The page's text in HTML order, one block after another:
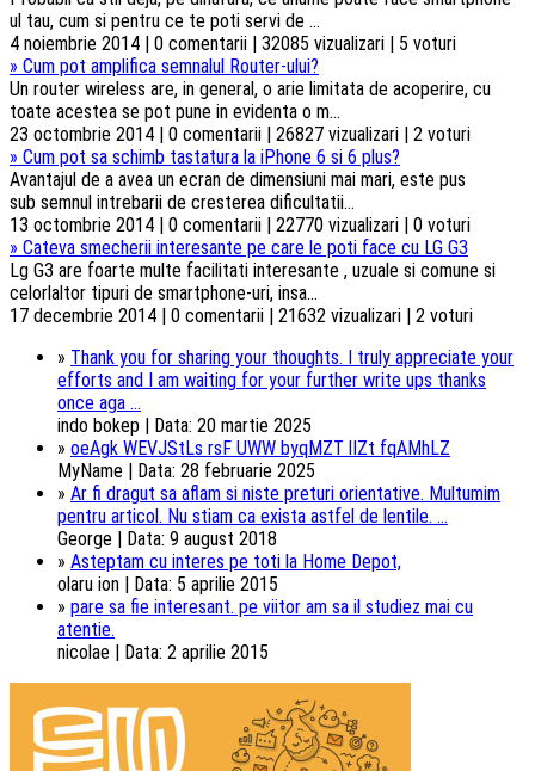
ul tau, cum si pentru ce te poti servi de ...
4 noiembrie 2014 | 0 comentarii | 32085 vizualizari | 5 voturi
» Cum pot amplifica semnalul Router-ului?
Un router wireless are, in general, o arie limitata de acoperire, cu
toate acestea se pot pune in evidenta o m...
23 octombrie 2014 | 0 comentarii | 26827 vizualizari | 2 voturi
» Cum pot sa schimb tastatura la iPhone 6 si 6 plus?
Avantajul de a avea un ecran de dimensiuni mai mari, este pus
sub semnul intrebarii de cresterea dificultatii...
13 octombrie 2014 | 0 comentarii | 22770 vizualizari | 0 voturi
» Cateva smecherii interesante pe care le poti face cu LG G3
Lg G3 are foarte multe facilitati interesante , uzuale si comune si
celorlaltor tipuri de smartphone-uri, insa...
17 decembrie 2014 | 0 comentarii | 21632 vizualizari | 2 voturi
» Thank you for sharing your thoughts. I truly appreciate your
efforts and I am waiting for your further write ups thanks
once aga ...
indo bokep | Data: 20 martie 2025
» oeAgk WEVJStLs rsF UWW byqMZT lIZt fqAMhLZ
MyName | Data: 28 februarie 2025
» Ar fi dragut sa aflam si niste preturi orientative. Multumim
pentru articol. Nu stiam ca exista astfel de lentile. ...
George | Data: 9 august 2018
» Asteptam cu interes pe toti la Home Depot,
olaru ion | Data: 5 aprilie 2015
» pare sa fie interesant. pe viitor am sa il studiez mai cu
atentie.
nicolae | Data: 2 aprilie 2015